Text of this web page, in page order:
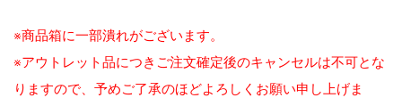
※商品箱に一部潰れがございます。
※アウトレット品につきご注文確定後のキャンセルは不可とな
りますので、予めご了承のほどよろしくお願い申し上げま